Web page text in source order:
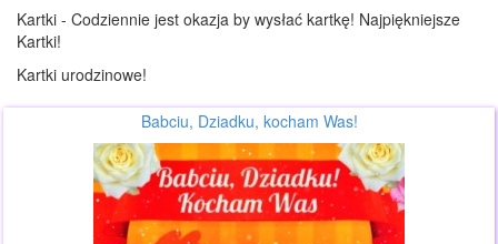
Kartki - Codziennie jest okazja by wysłać kartkę! Najpiękniejsze
Kartki!
Kartki urodzinowe!
Babciu, Dziadku, kocham Was!